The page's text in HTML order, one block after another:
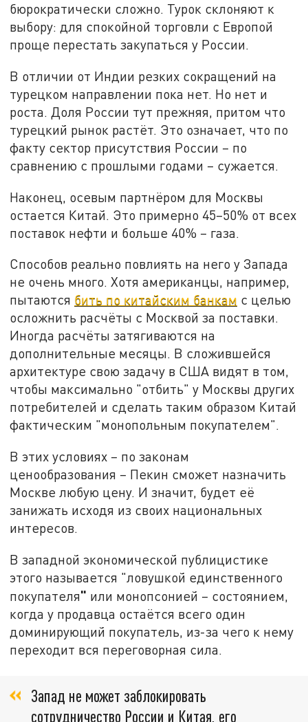
бюрократически сложно. Турок склоняют к
выбору: для спокойной торговли с Европой
проще перестать закупаться у России.
В отличии от Индии резких сокращений на
турецком направлении пока нет. Но нет и
роста. Доля России тут прежняя, притом что
турецкий рынок растёт. Это означает, что по
факту сектор присутствия России – по
сравнению с прошлыми годами – сужается.
Наконец, осевым партнёром для Москвы
остается Китай. Это примерно 45–50% от всех
поставок нефти и больше 40% – газа.
Способов реально повлиять на него у Запада
не очень много. Хотя американцы, например,
пытаются бить по китайским банкам с целью
осложнить расчёты с Москвой за поставки.
Иногда расчёты затягиваются на
дополнительные месяцы. В сложившейся
архитектуре свою задачу в США видят в том,
чтобы максимально "отбить" у Москвы других
потребителей и сделать таким образом Китай
фактическим "монопольным покупателем".
В этих условиях – по законам
ценообразования – Пекин сможет назначить
Москве любую цену. И значит, будет её
занижать исходя из своих национальных
интересов.
В западной экономической публицистике
этого называется "ловушкой единственного
покупателя" или монопсонией – состоянием,
когда у продавца остаётся всего один
доминирующий покупатель, из-за чего к нему
переходит вся переговорная сила.
Запад не может заблокировать
сотрудничество России и Китая, его